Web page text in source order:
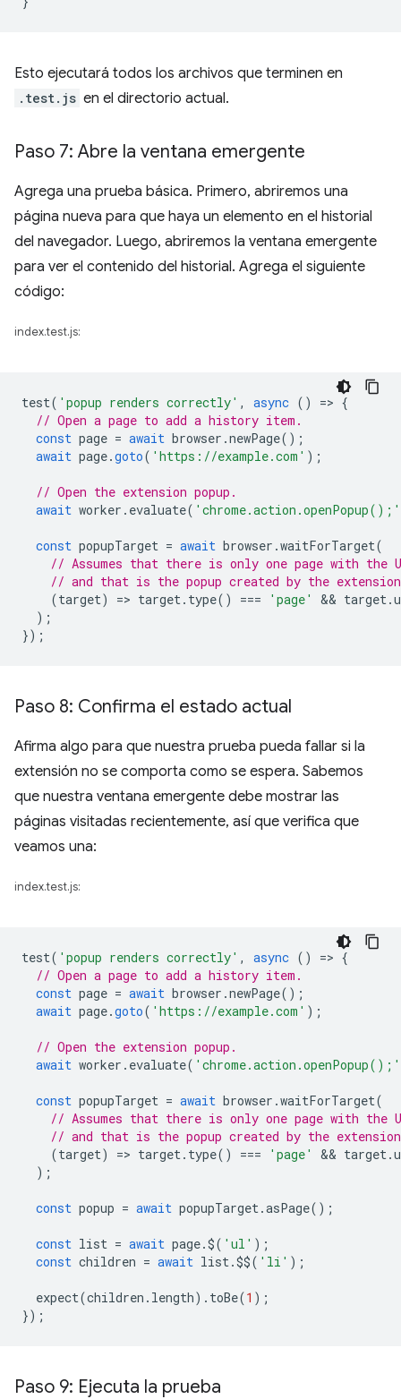
Esto ejecutará todos los archivos que terminen en
.test.js en el directorio actual.
Paso 7: Abre la ventana emergente
Agrega una prueba básica. Primero, abriremos una
página nueva para que haya un elemento en el historial
del navegador. Luego, abriremos la ventana emergente
para ver el contenido del historial. Agrega el siguiente
código:
index.test.js:
test( 'popup renders correctly' , async () => {
// Open a page to add a history item.
const page = await browser .newPage();
await page.goto( 'https://example.com' );
// Open the extension popup.
await worker . evaluate( 'chrome.action.openPopup();'
const popupTarget = await browser .waitForTarget(
// Assumes that there is only one page with the
// and that is the popup created by the
(target) => target. type() === 'page' && target.
);
});
Paso 8: Confirma el estado actual
Afirma algo para que nuestra prueba pueda fallar si la
extensión no se comporta como se espera. Sabemos
que nuestra ventana emergente debe mostrar las
páginas visitadas recientemente, así que verifica que
veamos una:
index.test.js:
test( 'popup renders correctly' , async () => {
// Open a page to add a history item.
const page = await browser .newPage();
await page.goto( 'https://example.com' );
// Open the extension popup.
await worker . evaluate( 'chrome.action.openPopup();'
const popupTarget = await browser .waitForTarget(
// Assumes that there is only one page with the
// and that is the popup created by the
(target) => target. type() === 'page' && target.
);
const popup = await popupTarget.asPage();
const list = await page.$( 'ul' );
const children = await list.$$( 'li' );
expect(children . length). toBe(1 );
});
Paso 9: Ejecuta la prueba